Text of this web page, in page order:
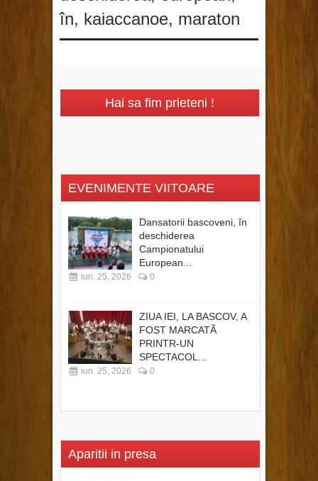
în, kaiaccanoe, maraton
Hai sa fim prieteni !
EVENIMENTE VIITOARE
Dansatorii bascoveni, în
deschiderea
Campionatului
European...
iun. 25, 2026 0
ZIUA IEI, LA BASCOV, A
FOST MARCATĂ
PRINTR-UN
SPECTACOL...
iun. 25, 2026 0
Aparitii in presa